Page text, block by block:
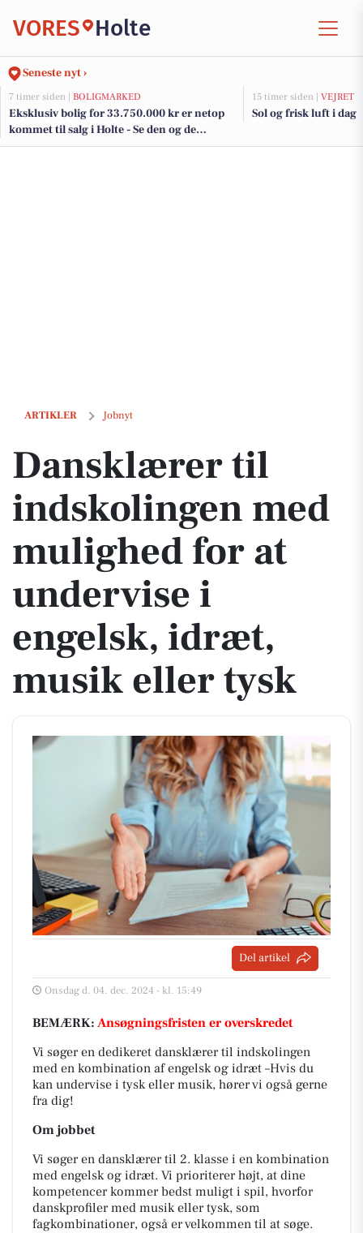
VORES Holte
Seneste nyt ›
7 timer siden | BOLIGMARKED
Eksklusiv bolig for 33.750.000 kr er netop
kommet til salg i Holte - Se den og de
dyreste boliger her
15 timer siden | VEJRET
Sol og frisk luft i dag
ARTIKLER Jobnyt
Dansklærer til indskolingen med mulighed for at undervise i
Dansklærer til
indskolingen med
mulighed for at
undervise i
engelsk, idræt,
musik eller tysk
Del artikel
Onsdag d. 04. dec. 2024 - kl. 15:49
BEMÆRK: Ansøgningsfristen er overskredet
Vi søger en dedikeret dansklærer til indskolingen
med en kombination af engelsk og idræt –Hvis du
kan undervise i tysk eller musik, hører vi også gerne
fra dig!
Om jobbet
Vi søger en dansklærer til 2. klasse i en kombination
med engelsk og idræt. Vi prioriterer højt, at dine
kompetencer kommer bedst muligt i spil, hvorfor
danskprofiler med musik eller tysk, som
fagkombinationer, også er velkommen til at søge.